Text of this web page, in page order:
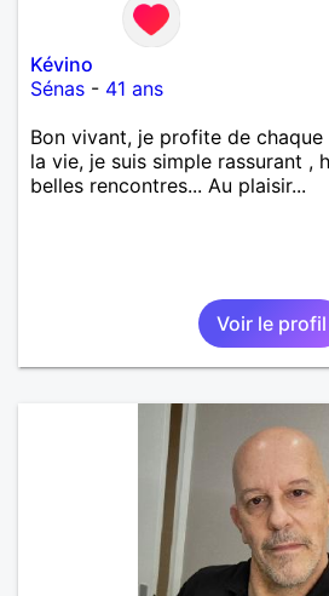
Kévino
Sénas - 41 ans
Bon vivant, je profite de
la vie, je suis simple rassurant ,
belles rencontres... Au plaisir...
Voir le profil